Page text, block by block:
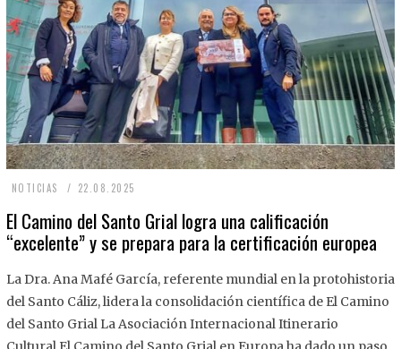
NOTICIAS 22.08.2025
.
8
2
El Camino del Santo Grial logra una calificación
“excelente” y se prepara para la certificación europea
La Dra. Ana Mafé García, referente mundial en la protohistoria
del Santo Cáliz, lidera la consolidación científica de El Camino
del Santo Grial La Asociación Internacional Itinerario